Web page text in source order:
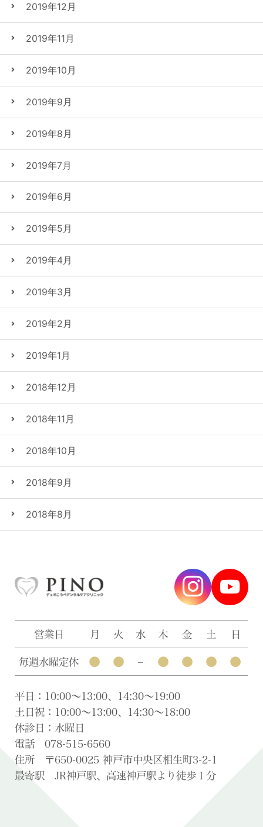
2019年12月
2019年11月
2019年10月
2019年9月
2019年8月
2019年7月
2019年6月
2019年5月
2019年4月
2019年3月
2019年2月
2019年1月
2018年12月
2018年11月
2018年10月
2018年9月
2018年8月
営業日 月 火 水 木 金 土 日
毎週水曜定休 ● ● – ● ● ● ●
平日：10:00〜13:00、14:30〜19:00
土日祝：10:00〜13:00、14:30〜18:00
休診日：水曜日
電話 078-515-6560
住所 〒650-0025 神戸市中央区相生町3-2-1
最寄駅 JR神戸駅、高速神戸駅より徒歩１分